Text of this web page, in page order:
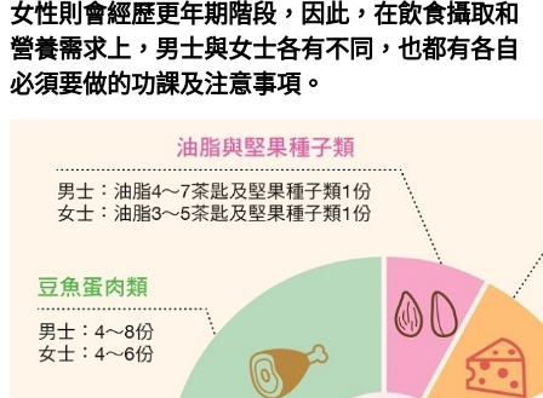
女性則會經歷更年期階段，因此，在飲食攝取和
營養需求上，男士與女士各有不同，也都有各自
必須要做的功課及注意事項。